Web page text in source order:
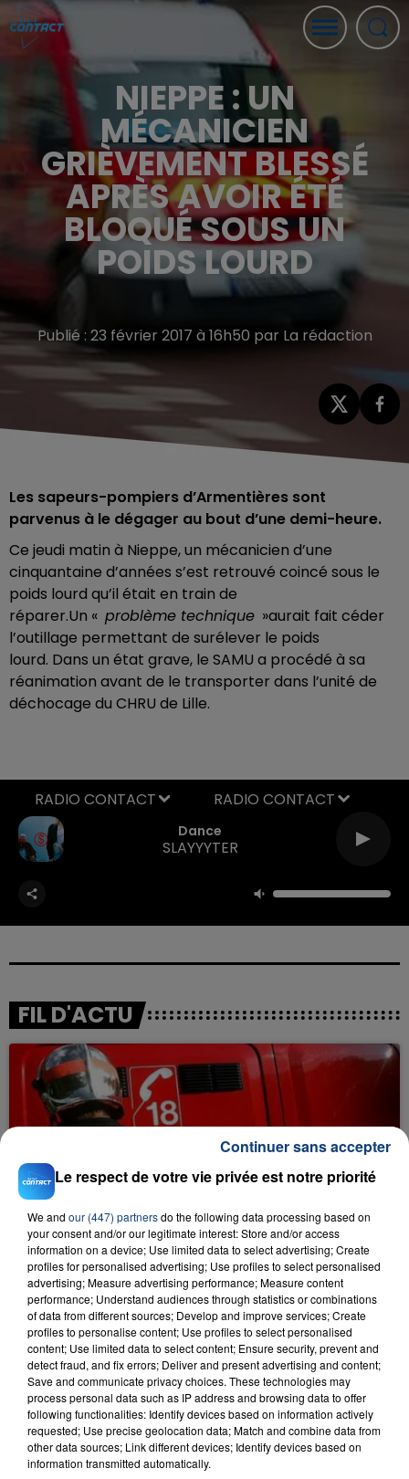
NIEPPE : UN
MÉCANICIEN
GRIÈVEMENT BLESSÉ
APRÈS AVOIR ÉTÉ
BLOQUÉ SOUS UN
POIDS LOURD
Publié : 23 février 2017 à 16h50 par La rédaction
Les sapeurs-pompiers d’Armentières sont
parvenus à le dégager au bout d’une demi-heure.
Ce jeudi matin à Nieppe, un mécanicien d’une
cinquantaine d’années s’est retrouvé coincé sous le
poids lourd qu’il était en train de
réparer.Un « problème technique »aurait fait céder
l’outillage permettant de surélever le poids
lourd. Dans un état grave, le SAMU a procédé à sa
réanimation avant de le transporter dans l’unité de
déchocage du CHRU de Lille.
Dance
SLAYYYTER
RADIO CONTACT
FIL D'ACTU
23 juillet 2026
INCENDIE MORTEL À LENS : UNE FEMME ET
SON BÉBÉ ENTRE LA VIE ET LA...
Un homme s'est immolé par le feu après avoir
aspergé sa compagne et leur bébé de trois mois
d'un liquide inflammable.
20 juillet 2026
UNE ADOLESCENTE DEVANT SE FAIRE
OPÉRER DE LA CHEVILLE RESSORT DE LA...
Le respect de votre vie privée est notre priorité
We and our (447) partnersdo the following data processing based on
your consent and/or our legitimate interest: Store and/or access
information on a device; Use limited data to select advertising; Create
profiles for personalised advertising; Use profiles to select personalised
advertising; Measure advertising performance; Measure content
performance; Understand audiences through statistics or combinations
of data from different sources; Develop and improve services; Create
profiles to personalise content; Use profiles to select personalised
content; Use limited data to select content; Ensure security, prevent and
detect fraud, and fix errors; Deliver and present advertising and content;
Save and communicate privacy choices. These technologies may
process personal data such as IP address and browsing data to offer
following functionalities: Identify devices based on information actively
requested; Use precise geolocation data; Match and combine data from
other data sources; Link different devices; Identify devices based on
information transmitted automatically.
Continuer sans accepter